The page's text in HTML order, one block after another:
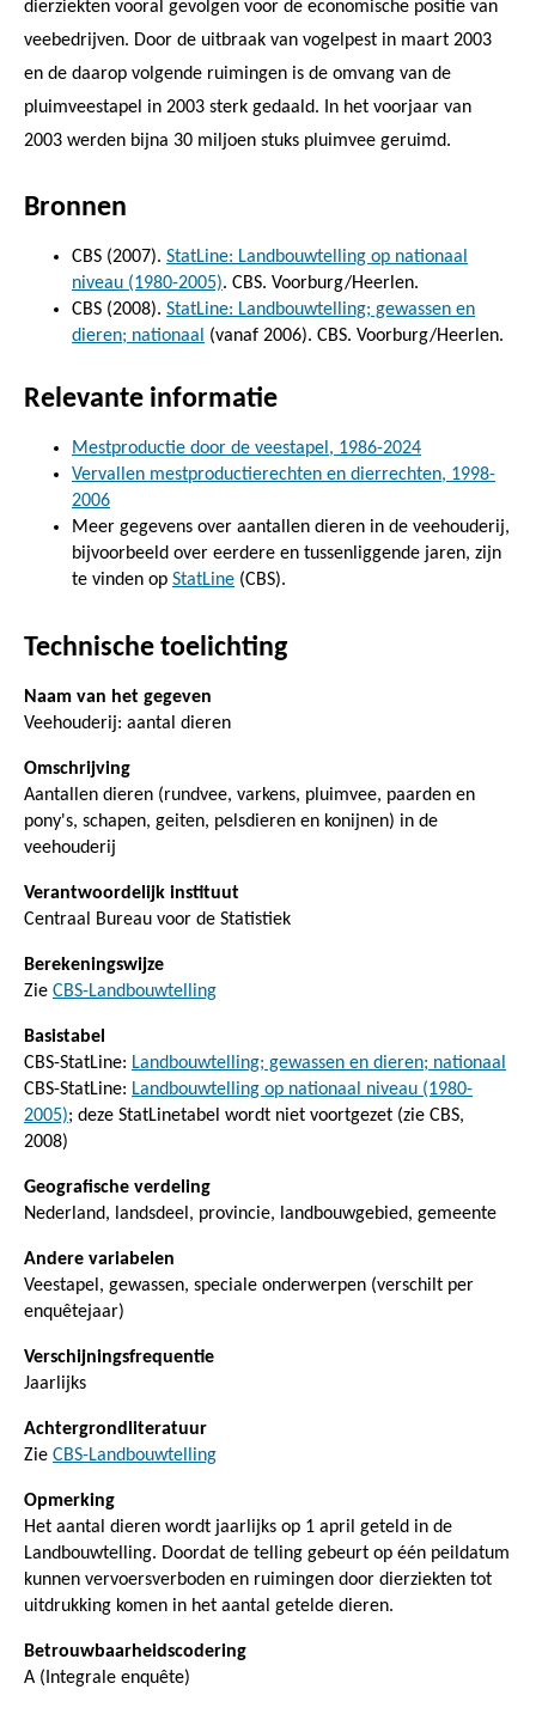
dierziekten vooral gevolgen voor de economische positie van
veebedrijven. Door de uitbraak van vogelpest in maart 2003
en de daarop volgende ruimingen is de omvang van de
pluimveestapel in 2003 sterk gedaald. In het voorjaar van
2003 werden bijna 30 miljoen stuks pluimvee geruimd.
Bronnen
CBS (2007). StatLine: Landbouwtelling op nationaal
niveau (1980-2005). CBS. Voorburg/Heerlen.
CBS (2008). StatLine: Landbouwtelling; gewassen en
dieren; nationaal
(vanaf 2006). CBS. Voorburg/Heerlen.
Relevante informatie
Mestproductie door de veestapel, 1986-2024
Vervallen mestproductierechten en dierrechten, 1998-
2006
Meer gegevens over aantallen dieren in de veehouderij,
bijvoorbeeld over eerdere en tussenliggende jaren, zijn
te vinden op StatLine (CBS).
Technische toelichting
Naam van het gegeven
Veehouderij: aantal dieren
Omschrijving
Aantallen dieren (rundvee, varkens, pluimvee, paarden en
pony's, schapen, geiten, pelsdieren en konijnen) in de
veehouderij
Verantwoordelijk instituut
Centraal Bureau voor de Statistiek
Berekeningswijze
Zie CBS-Landbouwtelling
Basistabel
CBS-StatLine: Landbouwtelling; gewassen en dieren; nationaal
CBS-StatLine: Landbouwtelling op nationaal niveau (1980-
2005); deze StatLinetabel wordt niet voortgezet (zie CBS,
2008)
Geografische verdeling
Nederland, landsdeel, provincie, landbouwgebied, gemeente
Andere variabelen
Veestapel, gewassen, speciale onderwerpen (verschilt per
enquêtejaar)
Verschijningsfrequentie
Jaarlijks
Achtergrondliteratuur
Zie CBS-Landbouwtelling
Opmerking
Het aantal dieren wordt jaarlijks op 1 april geteld in de
Landbouwtelling. Doordat de telling gebeurt op één peildatum
kunnen vervoersverboden en ruimingen door dierziekten tot
uitdrukking komen in het aantal getelde dieren.
Betrouwbaarheidscodering
A (Integrale enquête)